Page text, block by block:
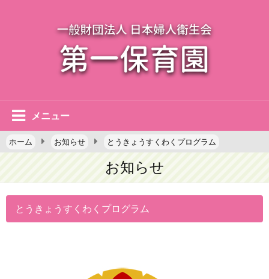
メニュー
ホーム お知らせ とうきょうすくわくプログラム
お知らせ
とうきょうすくわくプログラム